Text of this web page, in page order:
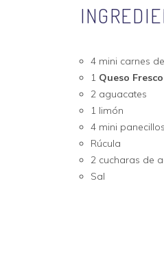
4 mini carnes
1 Queso
2 aguacates
1 limón
4 mini
Rúcula
2 cucharas de
Sal